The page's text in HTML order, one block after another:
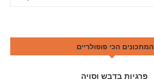
המתכונים הכי פופולריים
פרגיות בדבש וסויה